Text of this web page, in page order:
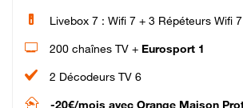
Livebox 7 : Wifi 7 + 3 Répéteurs Wifi 7
200 chaînes TV + Eurosport 1
2 Décodeurs TV 6
-20€/mois avec Orange Maison